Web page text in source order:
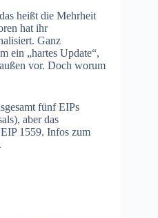
heißt die Mehrheit
hat ihr
Ganz
ein „hartes Update“,
vor. Doch worum
fünf EIPs
aber das
1559. Infos zum